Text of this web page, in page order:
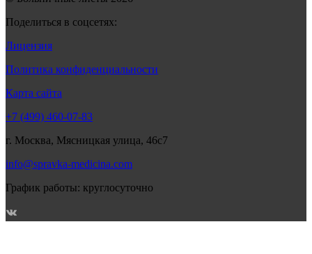
Поделиться в соцсетях:
Лицензия
Политика конфиденциальности
Карта сайта
+7 (499) 460-07-83
г. Москва, Мясницкая улица, 46с7
info@spravka-medicina.com
График работы: круглосуточно